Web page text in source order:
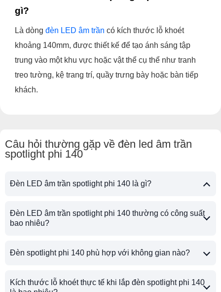
gì?
Là dòng đèn LED âm trần có kích thước lỗ khoét
khoảng 140mm, được thiết kế để tạo ánh sáng tập
trung vào một khu vực hoặc vật thể cụ thể như tranh
treo tường, kệ trang trí, quầy trưng bày hoặc bàn tiếp
khách.
Câu hỏi thường gặp về đèn led âm trần
spotlight phi 140
Đèn LED âm trần spotlight phi 140 là gì?
Đèn LED âm trần spotlight phi 140 thường có công suất
bao nhiêu?
Đèn spotlight phi 140 phù hợp với không gian nào?
Kích thước lỗ khoét thực tế khi lắp đèn spotlight phi 140